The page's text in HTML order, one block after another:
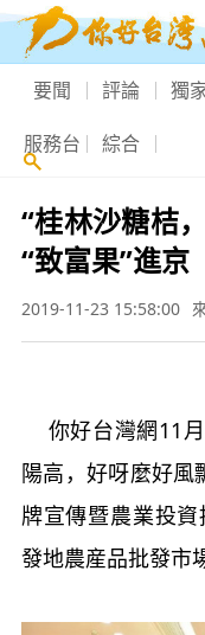
要聞 評論 獨
服務台 綜合
“桂林沙糖桔
“致富果”進京
2019-11-23 15:58:00
你好台灣網11月
陽高，好呀麼好
牌宣傳暨農業投
發地農産品批發市